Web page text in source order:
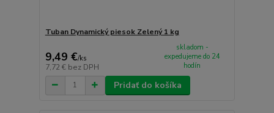
Tuban Dynamický piesok Zelený 1 kg
9,49 €/ks
7,72 € bez DPH
skladom -
expedujeme do 24
hodín
Pridať do košíka